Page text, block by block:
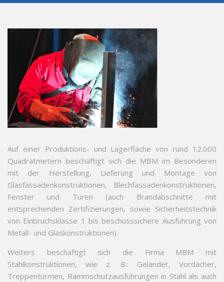
Auf einer Produktions- und Lagerfläche von rund 12.000
Quadratmetern beschäftigt sich die MBM im Besonderen
mit der Herstellung, Lieferung und Montage von
Glasfassadenkonstruktionen, Blechfassadenkonstruktionen,
Fenster und Türen (auch Brandabschnitte mit
entsprechenden Zertifizierungen, sowie Sicherheitstechnik
von Einbruchsklasse 1 bis beschusssichere Ausführung von
Metall- und Glaskonstruktionen).
Weiters beschäftigt sich die Firma MBM mit
Stahlkonstruktionen, wie z. B.: Geländer, Vordächer,
Treppentürmen, Rammschutzausführungen in Stahl als auch